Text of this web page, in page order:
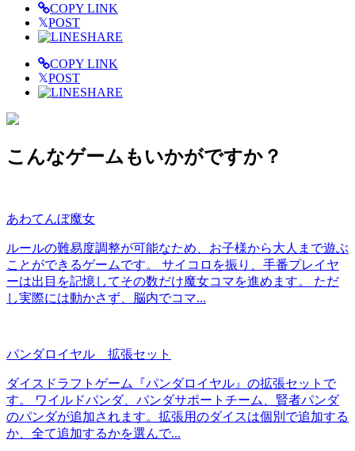
COPY LINK
𝕏POST
SHARE
COPY LINK
𝕏POST
SHARE
こんなゲームもいかがですか？
あわてんぼ魔女
ルールの難易度調整が可能なため、お子様から大人まで遊ぶ
ことができるゲームです。 サイコロを振り、手番プレイヤ
ーは出目を記憶してその数だけ魔女コマを進めます。 ただ
し実際には動かさず、脳内でコマ...
パンダロイヤル 拡張セット
ダイスドラフトゲーム『パンダロイヤル』の拡張セットで
す。 ワイルドパンダ、パンダサポートチーム、賢者パンダ
のパンダが追加されます。拡張用のダイスは個別で追加する
か、全て追加するかを選んで...